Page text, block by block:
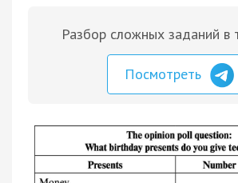
Разбор сложных заданий в
Посмотреть